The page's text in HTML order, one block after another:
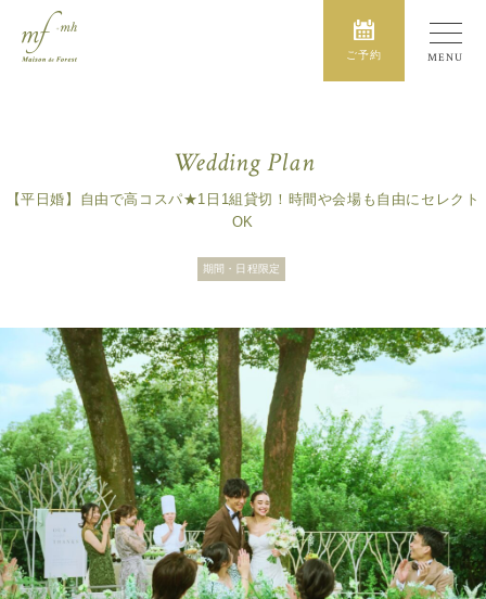
ご予約
Wedding Plan
【平日婚】自由で高コスパ★1日1組貸切！時間や会場も自由にセレクト
OK
期間・日程限定